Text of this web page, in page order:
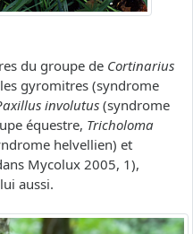
du groupe de Cortinarius
gyromitres (syndrome
involutus (syndrome
équestre, Tricholoma
helvellien) et
Mycolux 2005, 1),
aussi.